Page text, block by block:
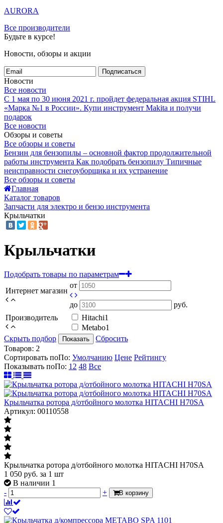
AURORA
Все производители
Будьте в курсе!
Новости, обзоры и акции
Подписаться
Новости
Все новости
С 1 мая по 30 июня 2021 г. пройдет федеральная акция STIHL
«Марка №1 в России». Купи инструмент Makita и получи
подарок
Все новости
Обзоры и советы
Все обзоры и советы
Бензин для бензопилы – основной фактор продолжительной
работы инструмента Как подобрать бензопилу Типичные
неисправности снегоуборщика и их устранение
Все обзоры и советы
Главная
Каталог товаров
Запчасти для электро и бензо инструмента
Крыльчатки
Крыльчатки
Подобрать товары по параметрам
Интернет магазин
от
до
руб.
Производитель
Hitachi1
Metabo1
Скрыть подбор
Показать
Сбросить
Товаров: 2
Сортировать поПо: Умолчанию Цене Рейтингу
Показывать поПо: 12 48 Все
Крыльчатка ротора д/отбойного молотка HITACHI H70SA
Артикул: 00110558
Крыльчатка ротора д/отбойного молотка HITACHI H70SA
1 050 руб. за 1 шт
В наличии 1
-
+ В корзину